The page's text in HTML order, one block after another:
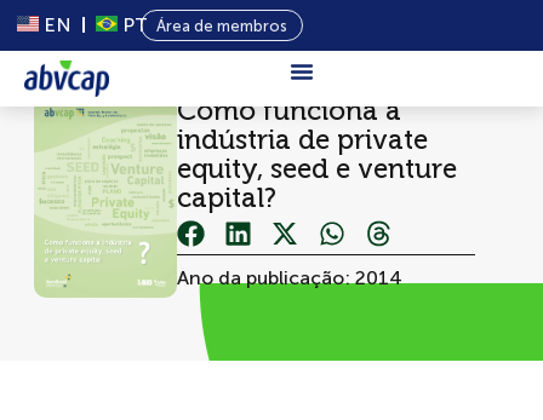
EN PT Área de membros
Sobre Nós
Capital
Programas
Como funciona a
indústria de private
equity, seed e venture
capital?
Ano da publicação: 2014